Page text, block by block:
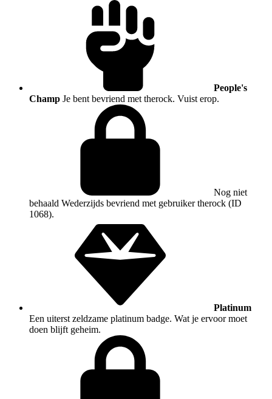
People's
Champ Je bent bevriend met therock. Vuist erop.
Nog niet
behaald Wederzijds bevriend met gebruiker therock (ID
1068).
Platinum
Een uiterst zeldzame platinum badge. Wat je ervoor moet
doen blijft geheim.